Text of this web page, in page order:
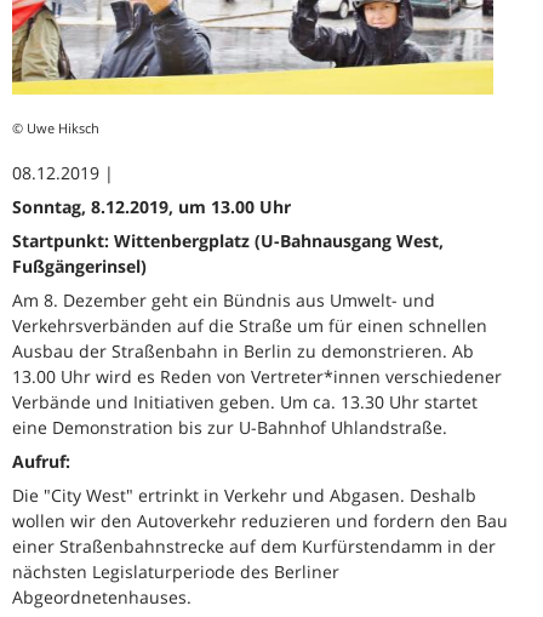
© Uwe Hiksch
08.12.2019 |
Sonntag, 8.12.2019, um 13.00 Uhr
Startpunkt: Wittenbergplatz (U-Bahnausgang West,
Fußgängerinsel)
Am 8. Dezember geht ein Bündnis aus Umwelt- und
Verkehrsverbänden auf die Straße um für einen schnellen
Ausbau der Straßenbahn in Berlin zu demonstrieren. Ab
13.00 Uhr wird es Reden von Vertreter*innen verschiedener
Verbände und Initiativen geben. Um ca. 13.30 Uhr startet
eine Demonstration bis zur U-Bahnhof Uhlandstraße.
Aufruf:
Die "City West" ertrinkt in Verkehr und Abgasen. Deshalb
wollen wir den Autoverkehr reduzieren und fordern den Bau
einer Straßenbahnstrecke auf dem Kurfürstendamm in der
nächsten Legislaturperiode des Berliner
Abgeordnetenhauses.